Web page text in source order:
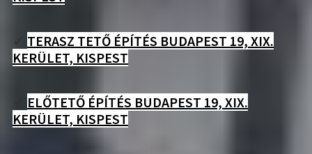
TERASZ TETŐ ÉPÍTÉS BUDAPEST 19, XIX.
KERÜLET, KISPEST
ELŐTETŐ ÉPÍTÉS BUDAPEST 19, XIX.
KERÜLET, KISPEST